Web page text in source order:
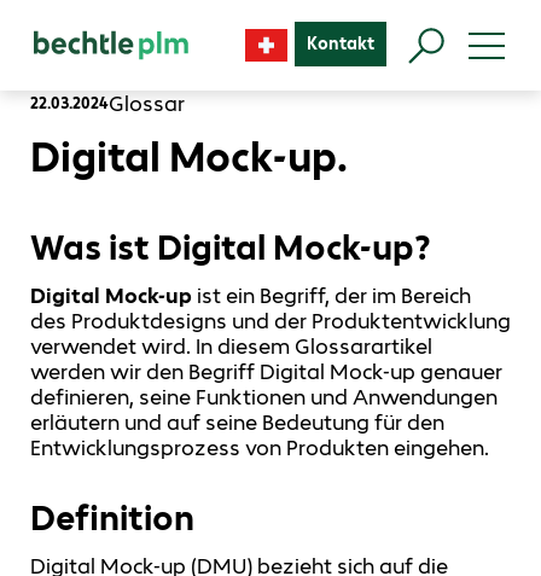
Kontakt
22.03.2024Glossar
Digital Mock-up.
Was ist Digital Mock-up?
Digital Mock-up ist ein Begriff, der im Bereich
des Produktdesigns und der Produktentwicklung
verwendet wird. In diesem Glossarartikel
werden wir den Begriff Digital Mock-up genauer
definieren, seine Funktionen und Anwendungen
erläutern und auf seine Bedeutung für den
Entwicklungsprozess von Produkten eingehen.
Definition
Digital Mock-up (DMU) bezieht sich auf die